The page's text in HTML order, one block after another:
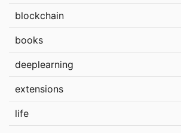
blockchain
books
deeplearning
extensions
life